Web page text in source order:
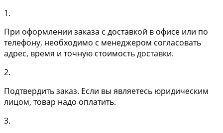
1.
При оформлении заказа с доставкой в офисе или по
телефону, необходимо с менеджером согласовать
адрес, время и точную стоимость доставки.
2.
Подтвердить заказ. Если вы являетесь юридическим
лицом, товар надо оплатить.
3.